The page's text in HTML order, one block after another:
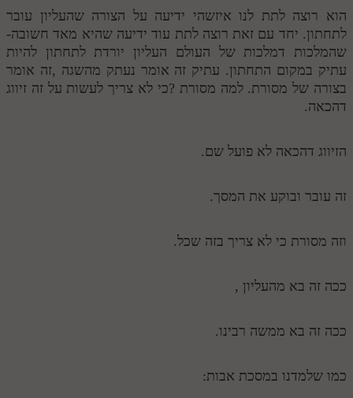
הוא רוצה לתת לנו איזשהי ידיעה על הצורה שהעליון עובר
לתחתון. יחד עם זאת רוצה לתת עוד ידיעה שהיא מאד חשובה-
שהמלכות דמלכות של העולם העליון יורדת לתחתון להיות
עתיק במקום התחתון. עתיק זה אומר נעתק מהשגה ,זה אומר
בצורה של מסורת. למה מסורת ?כי לא צריך לעשות על זה זיווג
דהכאה.
הזיווג דהכאה לא פועל שם.
זה עובר ובוקע את המסך.
וזה מסורת כי לא צריך בזה שכל.
ככה זה בא מהעליון ,
ככה זה בא ממשה רבינו.
כמו שלמדנו במסכת אבות: